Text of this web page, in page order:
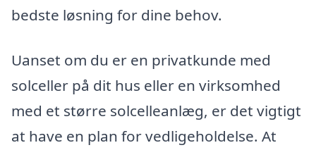
bedste løsning for dine behov.
Uanset om du er en privatkunde med
solceller på dit hus eller en virksomhed
med et større solcelleanlæg, er det vigtigt
at have en plan for vedligeholdelse. At